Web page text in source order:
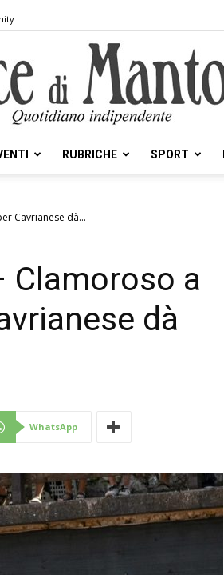
Voce
Mantova
RUBRICHE SPORT
Cavrianese dà...
Clamoroso a
dà
WhatsApp